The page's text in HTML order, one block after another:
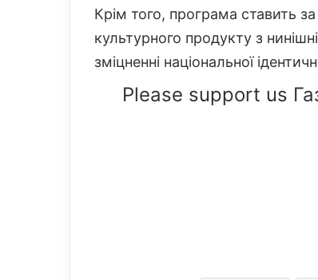
Крім того, програма ставить
культурного продукту з
зміцненні національної
Please support us